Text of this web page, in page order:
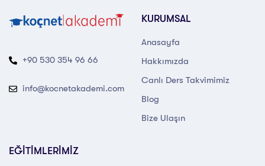
+90 530 354 96 66
info@kocnetakademi.com
KURUMSAL
Anasayfa
Hakkımızda
Canlı Ders Takvimimiz
Blog
Bize Ulaşın
EĞİTİMLERİMİZ